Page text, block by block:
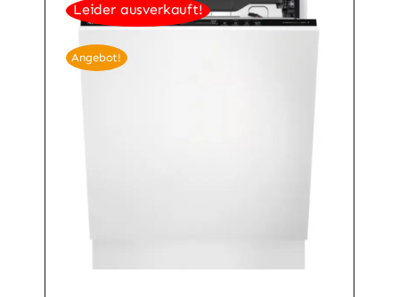
Leider ausverkauft!
Angebot!